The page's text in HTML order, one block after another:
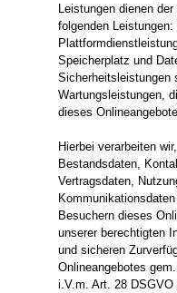
Leistungen dienen
folgenden
Speicherplatz und
Sicherheitsleistungen
Wartungsleistungen,
dieses
Hierbei verarbeiten
Bestandsdaten,
Vertragsdaten,
Besuchern dieses
unserer berechtigten
und sicheren
Onlineangebotes
i.V.m. Art. 28 DSGVO